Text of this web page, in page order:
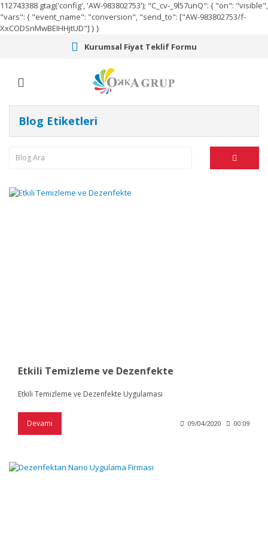
112743388 gtag('config', 'AW-983802753'); "C_cv-_9l57unQ": { "on": "visible",
"vars": { "event_name": "conversion", "send_to": ["AW-983802753/f-
XxCODSnMwBEIHHjtUD"] } }
Kurumsal Fiyat Teklif Formu
Blog Etiketleri
Etkili Temizleme ve Dezenfekte
Etkili Temizleme ve Dezenfekte Uygulaması
Devamı 09/04/2020 00:09